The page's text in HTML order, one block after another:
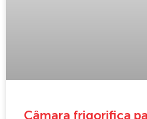
Câmara frigorifica